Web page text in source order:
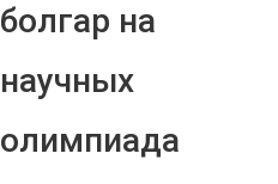
болгар на
научных
олимпиада